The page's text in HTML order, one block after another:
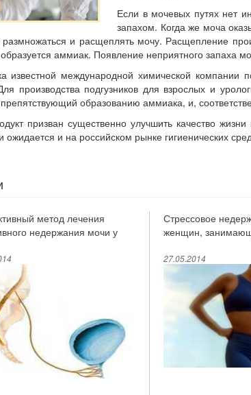
Если в мочевых путях нет
запахом. Когда же моча
размножаться и расщеплять мочу. Расщепление
аммиак. Появление неприятного запаха
известной международной химической компании
производства подгузников для взрослых и
образованию аммиака, и,
призван существенно улучшить качество
ожидается и на российском рынке гигиенических
метод лечения
недержания мочи у
Стрессовое
женщин,
27.05.2014